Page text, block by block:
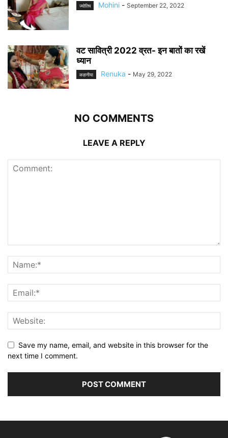
ज्योतिष Mohini - September 22, 2022
वट सावित्री 2022 व्रत- इन बातों का रखें
ध्यान
कहानीया Renuka - May 29, 2022
NO COMMENTS
LEAVE A REPLY
Save my name, email, and website in this browser for the
next time I comment.